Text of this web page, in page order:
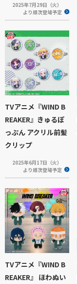
2025年7月29日（火）
より順次登場予定
TVアニメ『WIND B
REAKER』きゅるぽ
っぷん アクリル前髪
クリップ
2025年6月17日（火）
より順次登場予定
TVアニメ『WIND B
REAKER』 ほわぬい